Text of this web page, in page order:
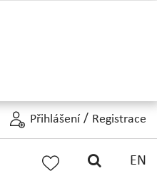
Přihlášení / Registrace
EN